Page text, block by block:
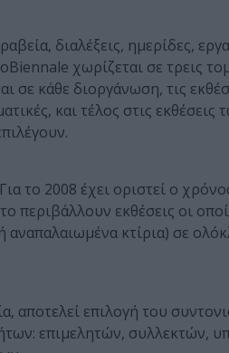
διαλέξεις, ημερίδες,
χωρίζεται σε τρεις
σε κάθε διοργάνωση, τις
και τέλος στις εκθέσεις
το 2008 έχει οριστεί ο
περιβάλλουν εκθέσεις oι
κτίρια) σε
αποτελεί επιλογή του
επιμελητών, συλλεκτών,